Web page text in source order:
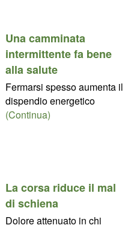
Una camminata
intermittente fa bene
alla salute
Fermarsi spesso aumenta il
dispendio energetico
(Continua)
La corsa riduce il mal
di schiena
Dolore attenuato in chi